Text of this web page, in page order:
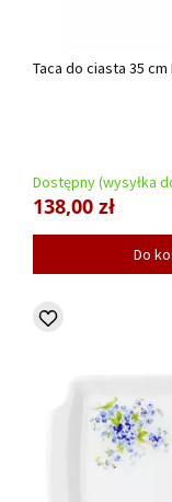
Taca do ciasta 35
Dostępny (wysyłka
138,00 zł
Do